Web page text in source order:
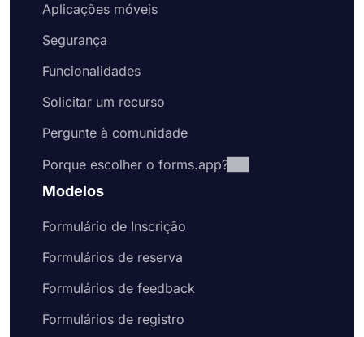
Aplicações móveis
Segurança
Funcionalidades
Solicitar um recurso
Pergunte à comunidade
Porque escolher o forms.app?
Modelos
Formulário de Inscrição
Formulários de reserva
Formulários de feedback
Formulários de registro